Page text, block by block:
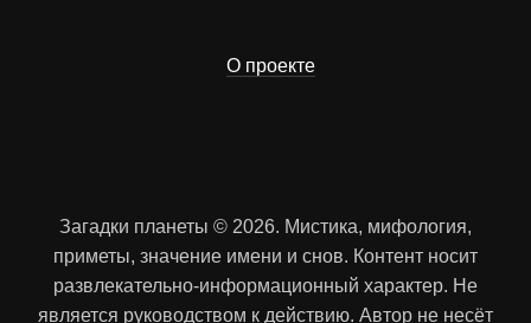
О проекте
Загадки планеты © 2026. Мистика, мифология,
приметы, значение имени и снов. Контент носит
развлекательно-информационный характер. Не
является руководством к действию. Автор не несёт